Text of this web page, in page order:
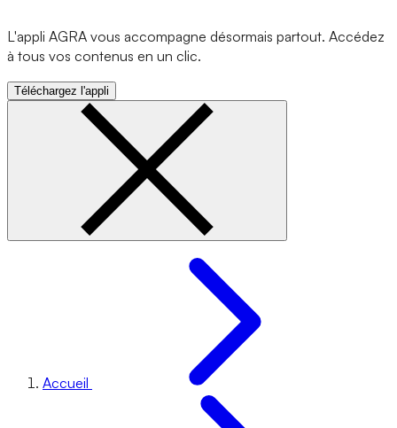
L'appli AGRA vous accompagne désormais partout. Accédez
à tous vos contenus en un clic.
Téléchargez l'appli
Accueil